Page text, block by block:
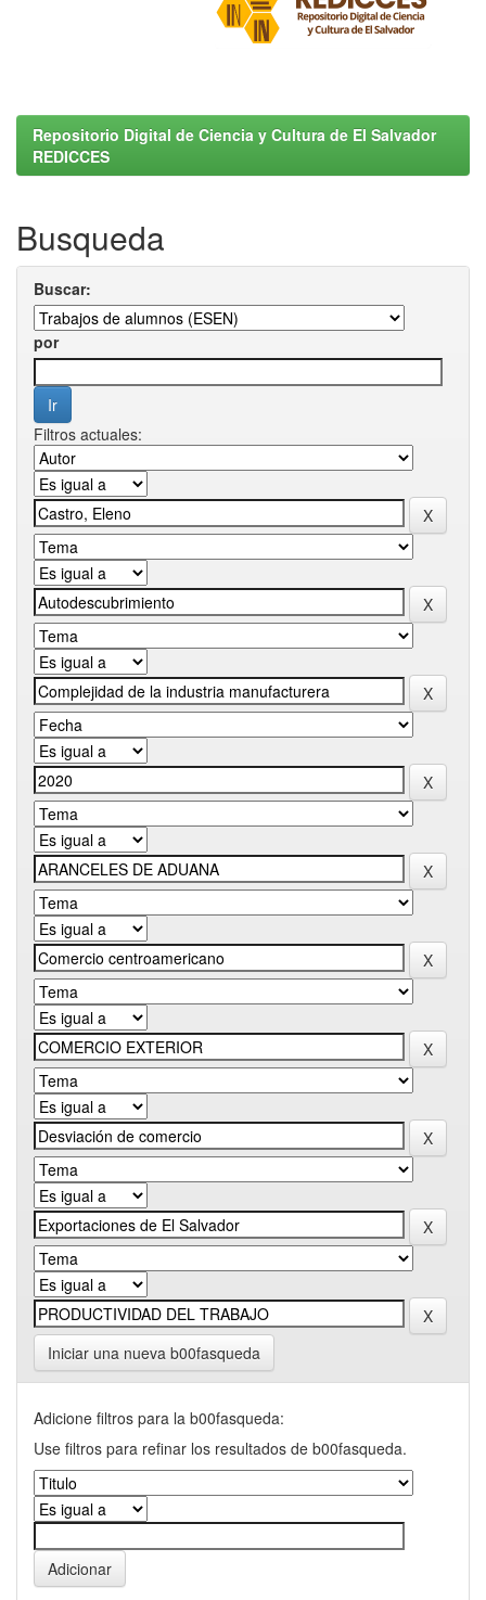
Repositorio Digital de Ciencia y Cultura de El Salvador
REDICCES
Busqueda
Buscar:
por
Filtros actuales:
Iniciar una nueva b00fasqueda
Adicione filtros para la b00fasqueda:
Use filtros para refinar los resultados de b00fasqueda.